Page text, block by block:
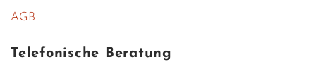
AGB
Telefonische Beratung